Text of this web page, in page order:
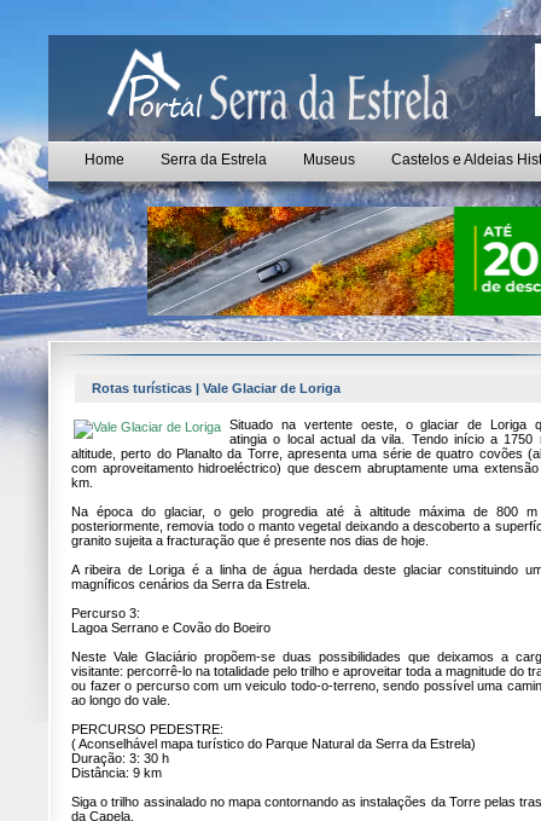
Home Serra da Estrela Museus Castelos e Aldeias
Rotas turísticas | Vale Glaciar de Loriga
Situado na vertente oeste, o glaciar de Loriga
atingia o local actual da vila. Tendo início a 1750
altitude, perto do Planalto da Torre, apresenta uma série de quatro covões
com aproveitamento hidroeléctrico) que descem abruptamente uma
km.
Na época do glaciar, o gelo progredia até à altitude máxima de 800 m
posteriormente, removia todo o manto vegetal deixando a descoberto a
granito sujeita a fracturação que é presente nos dias de hoje.
A ribeira de Loriga é a linha de água herdada deste glaciar constituindo
magníficos cenários da Serra da Estrela.
Percurso 3:
Lagoa Serrano e Covão do Boeiro
Neste Vale Glaciário propõem-se duas possibilidades que deixamos a
visitante: percorrê-lo na totalidade pelo trilho e aproveitar toda a magnitude do
ou fazer o percurso com um veiculo todo-o-terreno, sendo possível uma
ao longo do vale.
PERCURSO PEDESTRE:
( Aconselhável mapa turístico do Parque Natural da Serra da Estrela)
Duração: 3: 30 h
Distância: 9 km
Siga o trilho assinalado no mapa contornando as instalações da Torre pelas
da Capela.